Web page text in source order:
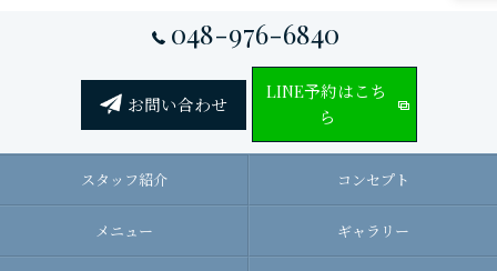
048-976-6840
お問い合わせ
LINE予約はこち
ら
スタッフ紹介 コンセプト
メニュー ギャラリー